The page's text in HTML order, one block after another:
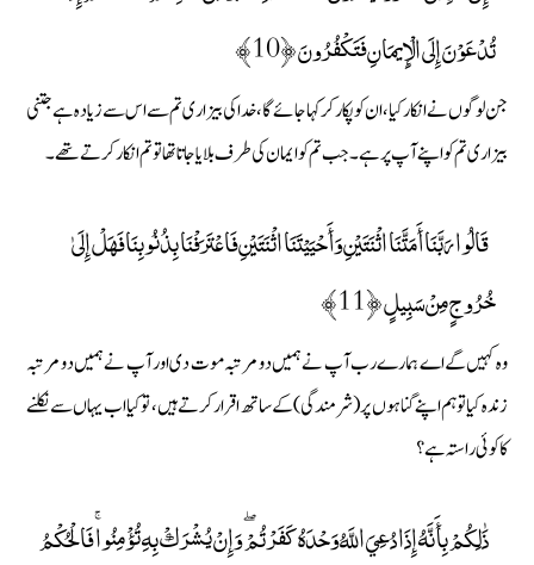
تُدْعَوْنَ إِلَى الْإِيمَانِ فَتَكْفُرُونَ ﴿10﴾
جن لوگوں نے انکار کیا، ان کو پکار کر کہا جائے گا، خدا کی بیزاری تم سے اس سے زیادہ ہے جتنی
بیزاری تم کو اپنے آپ پر ہے۔ جب تم کو ایمان کی طرف بلایا جاتا تھا تو تم انکار کرتے تھے۔
قَالُوا رَبَّنَا أَمَتَّنَا اثْنَتَيْنِ وَأَحْيَيْتَنَا اثْنَتَيْنِ فَاعْتَرَفْنَا بِذُنُوبِنَا فَهَلْ إِلَىٰ
خُرُوجٍ مِنْ سَبِيلٍ ﴿11﴾
وہ کہیں گے اے ہمارے رب آپ نے ہمیں دو مرتبہ موت دی اور آپ نے ہمیں دو مرتبہ
زندہ کیا تو ہم اپنے گناہوں پر ( شرمندگی) کے ساتھ اقرار کرتے ہیں ، تو کیا اب یہاں سے نکلنے
کا کوئی راستہ ہے؟
ذَٰلِكُمْ بِأَنَّهُ إِذَا دُعِيَ اللَّهُ وَحْدَهُ كَفَرْتُمْ ۖ وَإِنْ يُشْرَكْ بِهِ تُؤْمِنُوا ۚ فَالْحُكْمُ